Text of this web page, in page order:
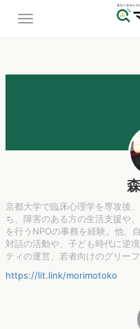
京都大学で臨床心理学を専攻後
ち、障害のある方の生活支援や
を行うNPOの事務を経験。他、
対話の活動や、子ども時代に逆
ティの運営、若者向けのグリー
https://lit.link/morimotoko